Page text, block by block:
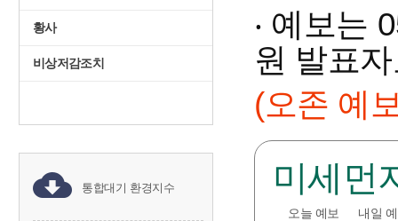
황사
비상저감조치
통합대기 환경지수
‧ 예보는
원 발표
(오존 예
미세먼
오늘 예보
내일